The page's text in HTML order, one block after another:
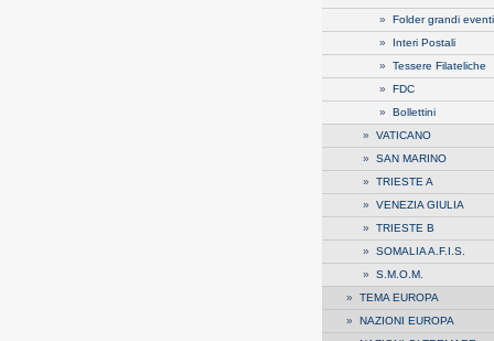
» Folder grandi eventi
» Interi Postali
» Tessere Filateliche
» FDC
» Bollettini
» VATICANO
» SAN MARINO
» TRIESTE A
» VENEZIA GIULIA
» TRIESTE B
» SOMALIA A.F.I.S.
» S.M.O.M.
» TEMA EUROPA
» NAZIONI EUROPA